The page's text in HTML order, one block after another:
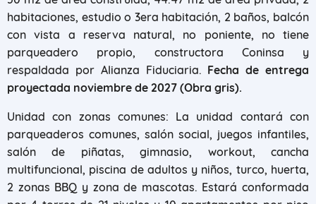
habitaciones, estudio o 3era habitación, 2 baños, balcón
con vista a reserva natural, no poniente, no tiene
parqueadero propio, constructora Coninsa y
respaldada por Alianza Fiduciaria. Fecha de entrega
proyectada noviembre de 2027 (Obra gris).
Unidad con zonas comunes: La unidad contará con
parqueaderos comunes, salón social, juegos infantiles,
salón de piñatas, gimnasio, workout, cancha
multifuncional, piscina de adultos y niños, turco, huerta,
2 zonas BBQ y zona de mascotas. Estará conformada